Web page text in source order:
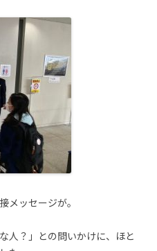
メッセージが。
人？」との問いかけに、ほと